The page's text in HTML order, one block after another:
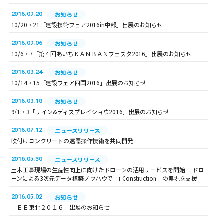
2016.09.20
お知らせ
10/20・21「建設技術フェア2016in中部」出展のお知らせ
2016.09.06
お知らせ
10/6・7「第４回あいちＫＡＮＢＡＮフェスタ2016」出展のお知らせ
2016.08.24
お知らせ
10/14・15「建設フェア四国2016」出展のお知らせ
2016.08.18
お知らせ
9/1・3「サイン&ディスプレイショウ2016」出展のお知らせ
2016.07.12
ニュースリリース
吹付けコンクリートの遠隔操作技術を共同開発
2016.05.30
ニュースリリース
土木工事現場の生産性向上に向けたドローンの活用サービスを開始 ドロ
ーンによる3次元データ構築ノウハウで「i-Construction」の実現を支援
2016.05.02
お知らせ
「ＥＥ東北２０１６」出展のお知らせ